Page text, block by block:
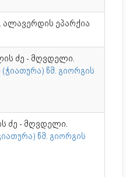
ალავერდის ეპარქია
ძე - მღვდელი.
წმ. გიორგის
ძე - მღვდელი.
წმ. გიორგის